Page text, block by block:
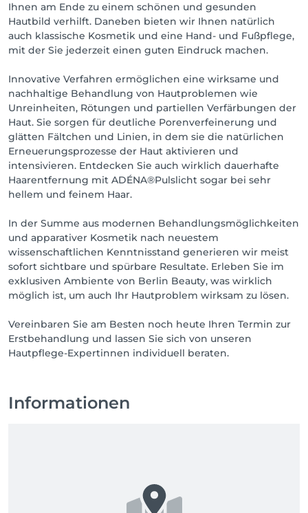
Ihnen am Ende zu einem schönen und gesunden
Hautbild verhilft. Daneben bieten wir Ihnen natürlich
auch klassische Kosmetik und eine Hand- und Fußpflege,
mit der Sie jederzeit einen guten Eindruck machen.
Innovative Verfahren ermöglichen eine wirksame und
nachhaltige Behandlung von Hautproblemen wie
Unreinheiten, Rötungen und partiellen Verfärbungen der
Haut. Sie sorgen für deutliche Porenverfeinerung und
glätten Fältchen und Linien, in dem sie die natürlichen
Erneuerungsprozesse der Haut aktivieren und
intensivieren. Entdecken Sie auch wirklich dauerhafte
Haarentfernung mit ADÉNA®Pulslicht sogar bei sehr
hellem und feinem Haar.
In der Summe aus modernen Behandlungsmöglichkeiten
und apparativer Kosmetik nach neuestem
wissenschaftlichen Kenntnisstand generieren wir meist
sofort sichtbare und spürbare Resultate. Erleben Sie im
exklusiven Ambiente von Berlin Beauty, was wirklich
möglich ist, um auch Ihr Hautproblem wirksam zu lösen.
Vereinbaren Sie am Besten noch heute Ihren Termin zur
Erstbehandlung und lassen Sie sich von unseren
Hautpflege-Expertinnen individuell beraten.
Informationen